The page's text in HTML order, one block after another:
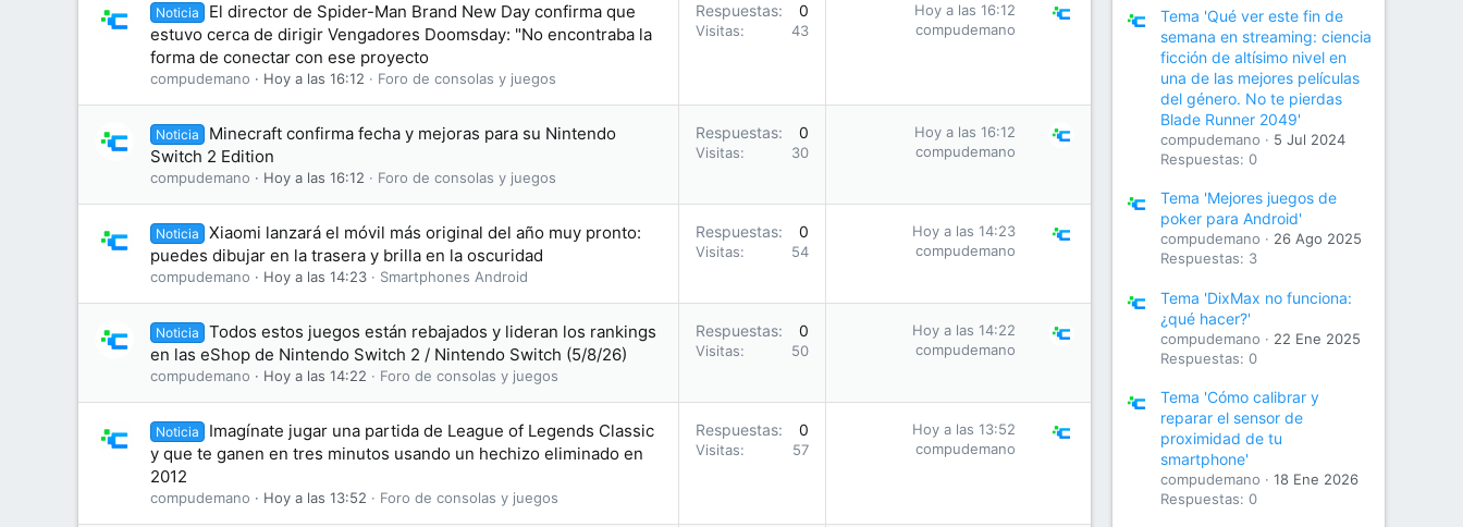
Noticia
El director de Spider-Man Brand New Day confirma que
estuvo cerca de dirigir Vengadores Doomsday: "No encontraba la
forma de conectar con ese proyecto
compudemano Hoy a las 16:12 Foro de consolas y juegos
Respuestas 0
Visitas 43
Hoy a las 16:12
compudemano
Noticia
Minecraft confirma fecha y mejoras para su Nintendo
Switch 2 Edition
compudemano Hoy a las 16:12 Foro de consolas y juegos
Respuestas 0
Visitas 30
Hoy a las 16:12
compudemano
Noticia
Xiaomi lanzará el móvil más original del año muy pronto:
puedes dibujar en la trasera y brilla en la oscuridad
compudemano Hoy a las 14:23 Smartphones Android
Respuestas 0
Visitas 54
Hoy a las 14:23
compudemano
Noticia
Todos estos juegos están rebajados y lideran los rankings
en las eShop de Nintendo Switch 2 / Nintendo Switch (5/8/26)
compudemano Hoy a las 14:22 Foro de consolas y juegos
Respuestas 0
Visitas 50
Hoy a las 14:22
compudemano
Noticia
Imagínate jugar una partida de League of Legends Classic
y que te ganen en tres minutos usando un hechizo eliminado en
2012
compudemano Hoy a las 13:52 Foro de consolas y juegos
Respuestas 0
Visitas 57
Hoy a las 13:52
compudemano
Tema 'Qué ver este fin de
semana en streaming: ciencia
ficción de altísimo nivel en
una de las mejores películas
del género. No te pierdas
Blade Runner 2049'
compudemano
5 Jul 2024
Respuestas: 0
Tema 'Mejores juegos de
poker para Android'
compudemano
26 Ago 2025
Respuestas: 3
Tema 'DixMax no funciona:
¿qué hacer?'
compudemano
22 Ene 2025
Respuestas: 0
Tema 'Cómo calibrar y
reparar el sensor de
proximidad de tu
smartphone'
compudemano
18 Ene 2026
Respuestas: 0